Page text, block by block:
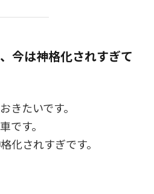
今は神格化されすぎて
きたいです。
です。
化されすぎです。